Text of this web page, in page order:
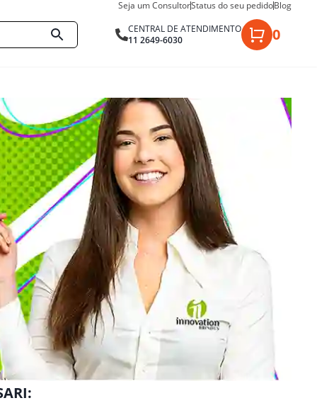
Seja um ConsultorStatus do seu pedidoBlog
CENTRAL DE ATENDIMENTO
11 2649-6030
0